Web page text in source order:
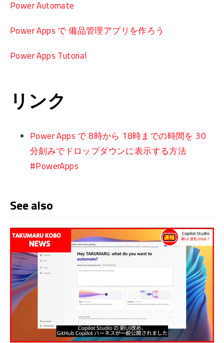
Power Automate
Power Apps で 備品管理アプリを作ろう
Power Apps Tutorial
リンク
Power Apps で 8時から 18時までの時間を 30
分刻みでドロップダウンに表示する方法
#PowerApps
See also